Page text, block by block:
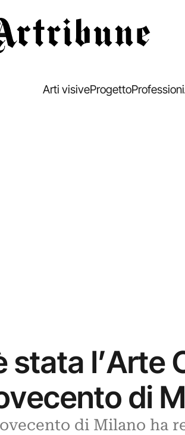
Arti visiveProgettoProfessioni
stata l’Arte
di
di Milano ha